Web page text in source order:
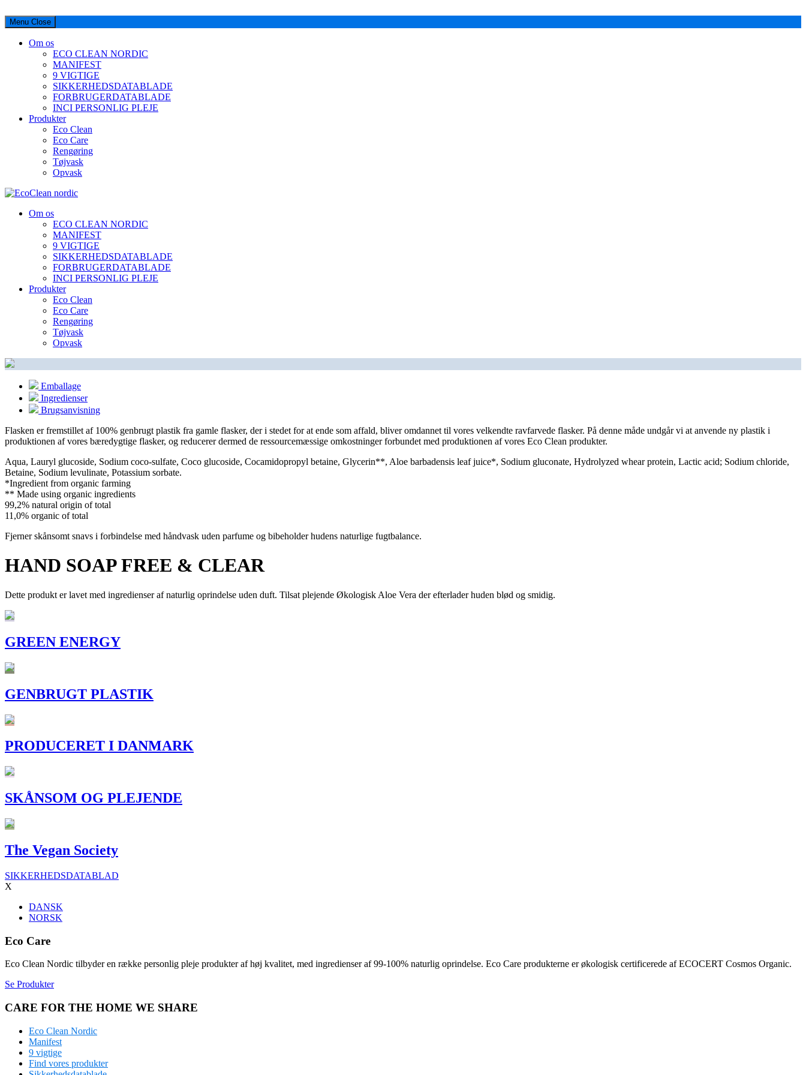
Menu Close
Om os
ECO CLEAN NORDIC
MANIFEST
9 VIGTIGE
SIKKERHEDSDATABLADE
FORBRUGERDATABLADE
INCI PERSONLIG PLEJE
Produkter
Eco Clean
Eco Care
Rengøring
Tøjvask
Opvask
EcoClean nordic
CLEANING WITH CARE
Om os
ECO CLEAN NORDIC
MANIFEST
9 VIGTIGE
SIKKERHEDSDATABLADE
FORBRUGERDATABLADE
INCI PERSONLIG PLEJE
Produkter
Eco Clean
Eco Care
Rengøring
Tøjvask
Opvask
Emballage
Ingredienser
Brugsanvisning
Flasken er fremstillet af 100% genbrugt plastik fra gamle flasker, der i stedet for at ende som affald, bliver omdannet til vores velkendte ravfarvede flasker. På denne måde undgår vi at anvende ny plastik i
produktionen af vores bæredygtige flasker, og reducerer dermed de ressourcemæssige omkostninger forbundet med produktionen af vores Eco Clean produkter.
Aqua, Lauryl glucoside, Sodium coco-sulfate, Coco glucoside, Cocamidopropyl betaine, Glycerin**, Aloe barbadensis leaf juice*, Sodium gluconate, Hydrolyzed whear protein, Lactic acid; Sodium chloride,
Betaine, Sodium levulinate, Potassium sorbate.
*Ingredient from organic farming
** Made using organic ingredients
99,2% natural origin of total
11,0% organic of total
Fjerner skånsomt snavs i forbindelse med håndvask uden parfume og bibeholder hudens naturlige fugtbalance.
HAND SOAP FREE & CLEAR
Dette produkt er lavet med ingredienser af naturlig oprindelse uden duft. Tilsat plejende Økologisk Aloe Vera der efterlader huden blød og smidig.
GREEN ENERGY
GENBRUGT PLASTIK
PRODUCERET I DANMARK
SKÅNSOM OG PLEJENDE
The Vegan Society
SIKKERHEDSDATABLAD
X
DANSK
NORSK
Eco Care
Eco Clean Nordic tilbyder en række personlig pleje produkter af høj kvalitet, med ingredienser af 99-100% naturlig oprindelse. Eco Care produkterne er økologisk certificerede af ECOCERT Cosmos Organic.
Se Produkter
CARE FOR THE HOME WE SHARE
Eco Clean Nordic
Manifest
9 vigtige
Find vores produkter